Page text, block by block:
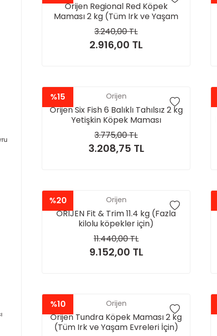
Orijen Regional Red Köpek
Maması 2 kg (Tüm Irk ve Yaşam
Evreleri İçin)
3.240,00 TL
2.916,00 TL
%15 Orijen
Orijen Six Fish 6 Balıklı Tahılsız 2 kg
Yetişkin Köpek Maması
3.775,00 TL
3.208,75 TL
%20 Orijen
ORIJEN Fit & Trim 11.4 kg (Fazla
kilolu köpekler için)
11.440,00 TL
9.152,00 TL
%10 Orijen
Orijen Tundra Köpek Maması 2 kg
(Tüm Irk ve Yaşam Evreleri İçin)